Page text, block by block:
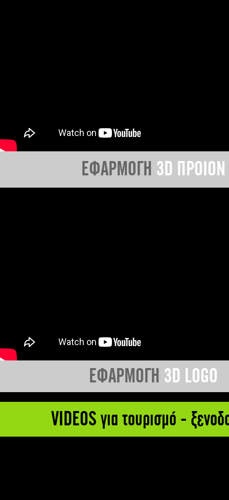
ΕΦΑΡΜΟΓΗ 3D ΠΡΟΙΟΝ
ΕΦΑΡΜΟΓΗ 3D LOGO
VIDEOS για τουρισμό -